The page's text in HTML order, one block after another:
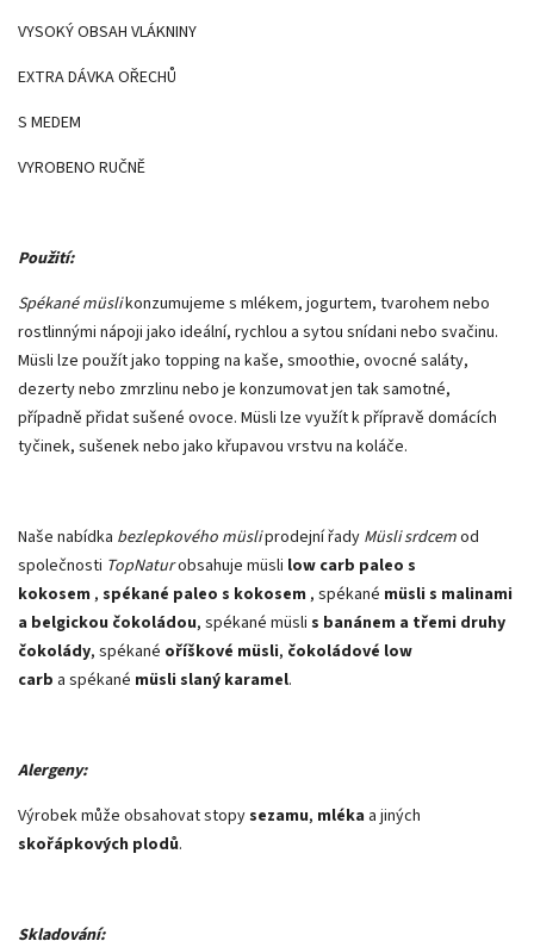
VYSOKÝ OBSAH VLÁKNINY
EXTRA DÁVKA OŘECHŮ
S MEDEM
VYROBENO RUČNĚ
Použití:
Spékané müslikonzumujeme s mlékem, jogurtem, tvarohem nebo
rostlinnými nápoji jako ideální, rychlou a sytou snídani nebo svačinu.
Müsli lze použít jako topping na kaše, smoothie, ovocné saláty,
dezerty nebo zmrzlinu nebo je konzumovat jen tak samotné,
případně přidat sušené ovoce. Müsli lze využít k přípravě domácích
tyčinek, sušenek nebo jako křupavou vrstvu na koláče.
Naše nabídka bezlepkového müsliprodejní řady Müsli srdcemod
společnosti TopNaturobsahuje müsli low carb paleo s
kokosem , spékané paleo s kokosem , spékané müsli s malinami
a belgickou čokoládou, spékané müsli s banánem a třemi druhy
čokolády, spékané oříškové müsli, čokoládové low
carb a spékané müsli slaný karamel.
Alergeny:
Výrobek může obsahovat stopysezamu, mléka a jiných
skořápkových plodů.
Skladování: